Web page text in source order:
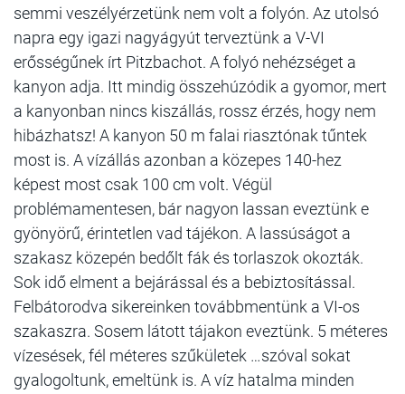
semmi veszélyérzetünk nem volt a folyón. Az utolsó
napra egy igazi nagyágyút terveztünk a V-VI
erősségűnek írt Pitzbachot. A folyó nehézséget a
kanyon adja. Itt mindig összehúzódik a gyomor, mert
a kanyonban nincs kiszállás, rossz érzés, hogy nem
hibázhatsz! A kanyon 50 m falai riasztónak tűntek
most is. A vízállás azonban a közepes 140-hez
képest most csak 100 cm volt. Végül
problémamentesen, bár nagyon lassan eveztünk e
gyönyörű, érintetlen vad tájékon. A lassúságot a
szakasz közepén bedőlt fák és torlaszok okozták.
Sok idő elment a bejárással és a bebiztosítással.
Felbátorodva sikereinken továbbmentünk a VI-os
szakaszra. Sosem látott tájakon eveztünk. 5 méteres
vízesések, fél méteres szűkületek …szóval sokat
gyalogoltunk, emeltünk is. A víz hatalma minden